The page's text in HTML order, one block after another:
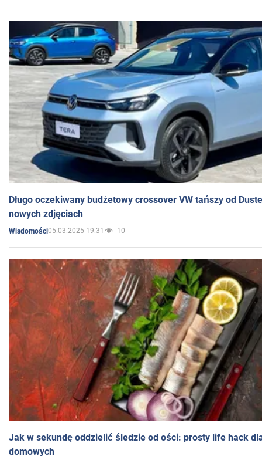
Długo oczekiwany budżetowy crossover VW tańszy od
nowych zdjęciach
Wiadomości05.03.2025 19:31 10
Jak w sekundę oddzielić śledzie od ości: prosty life hack
domowych